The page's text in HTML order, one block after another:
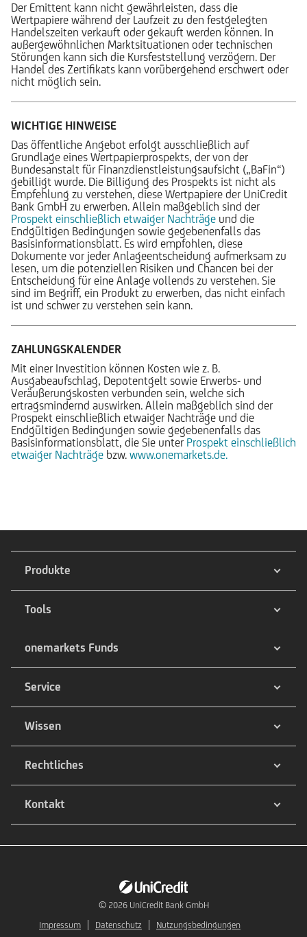
Der Emittent kann nicht gewährleisten, dass die
Wertpapiere während der Laufzeit zu den festgelegten
Handelszeiten verkauft oder gekauft werden können. In
außergewöhnlichen Marktsituationen oder technischen
Störungen kann sich die Kursfeststellung verzögern. Der
Handel des Zertifikats kann vorübergehend erschwert oder
nicht möglich sein.
WICHTIGE HINWEISE
Das öffentliche Angebot erfolgt ausschließlich auf
Grundlage eines Wertpapierprospekts, der von der
Bundesanstalt für Finanzdienstleistungsaufsicht („BaFin“)
gebilligt wurde. Die Billigung des Prospekts ist nicht als
Empfehlung zu verstehen, diese Wertpapiere der UniCredit
Bank GmbH zu erwerben. Allein maßgeblich sind der
Prospekt einschließlich etwaiger Nachträge und die
Endgültigen Bedingungen sowie gegebenenfalls das
Basisinformationsblatt. Es wird empfohlen, diese
Dokumente vor jeder Anlageentscheidung aufmerksam zu
lesen, um die potenziellen Risiken und Chancen bei der
Entscheidung für eine Anlage vollends zu verstehen. Sie
sind im Begriff, ein Produkt zu erwerben, das nicht einfach
ist und schwer zu verstehen sein kann.
ZAHLUNGSKALENDER
Mit einer Investition können Kosten wie z. B.
Ausgabeaufschlag, Depotentgelt sowie Erwerbs- und
Veräußerungskosten verbunden sein, welche sich
ertragsmindernd auswirken. Allein maßgeblich sind der
Prospekt einschließlich etwaiger Nachträge und die
Endgültigen Bedingungen sowie gegebenenfalls das
Basisinformationsblatt, die Sie unter Prospekt einschließlich
etwaiger Nachträge bzw. www.onemarkets.de.
Produkte
Tools
onemarkets Funds
Service
Wissen
Rechtliches
Kontakt
© 2026 UniCredit Bank GmbH
Impressum
Datenschutz Nutzungsbedingungen